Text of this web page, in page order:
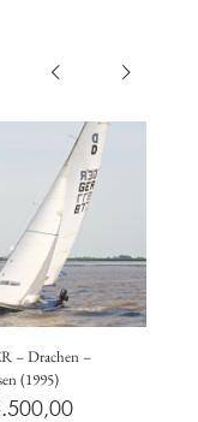
– Drachen –
(1995)